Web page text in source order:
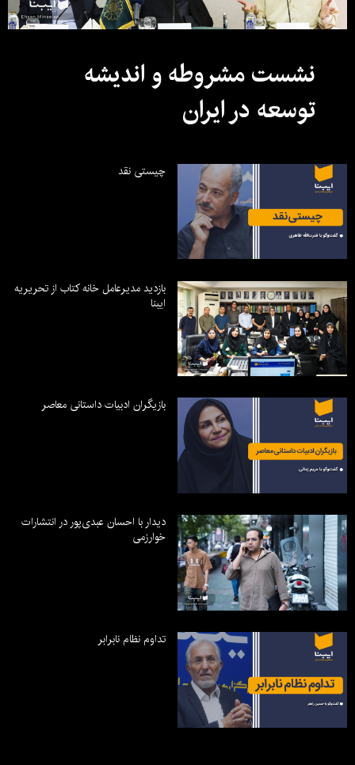
نشست مشروطه و اندیشه
توسعه در ایران
چیستی نقد
بازدید مدیرعامل خانه کتاب از تحریریه
ایبنا
بازیگران ادبیات داستانی معاصر
دیدار با احسان عبدی‌پور در انتشارات
خوارزمی
تداوم نظام نابرابر